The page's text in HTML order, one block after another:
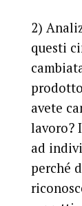
2)
questi
avete
lavoro?
ad
perché